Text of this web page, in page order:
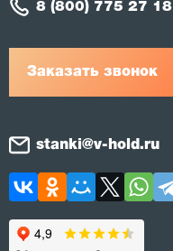
Заказать звонок
8 (800) 775 27 18
stanki@v-hold.ru